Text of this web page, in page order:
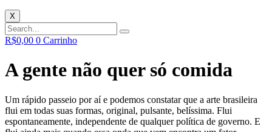
X
R$0,00 0 Carrinho
A gente não quer só comida
Um rápido passeio por aí e podemos constatar que a arte brasileira
flui em todas suas formas, original, pulsante, belíssima. Flui
espontaneamente, independente de qualquer política de governo. E